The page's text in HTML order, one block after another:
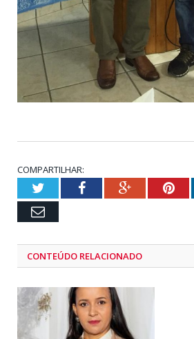
COMPARTILHAR:
TwitterFacebookGoogle+
Email
CONTEÚDO RELACIONADO